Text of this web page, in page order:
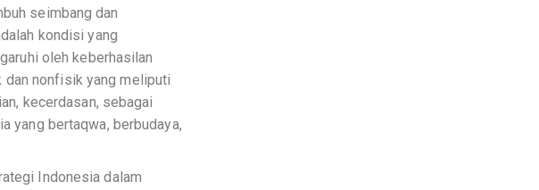
seimbang dan
kondisi yang
oleh keberhasilan
dan nonfisik yang meliputi
kecerdasan, sebagai
yang bertaqwa, berbudaya,
Indonesia dalam